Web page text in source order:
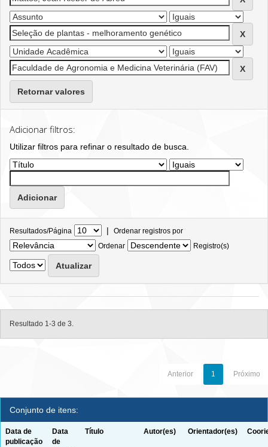
Retornar valores
Adicionar filtros:
Utilizar filtros para refinar o resultado de busca.
Resultados/Página | Ordenar registros por
Ordenar
Registro(s)
Resultado 1-3 de 3.
Anterior 1 Próximo
Conjunto de itens:
Data de
publicação
Data
de
Título Autor(es) Orientador(es)